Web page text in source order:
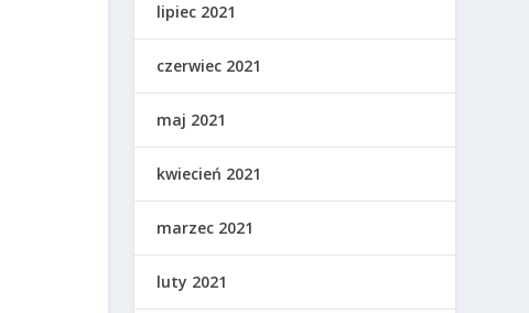
lipiec 2021
czerwiec 2021
maj 2021
kwiecień 2021
marzec 2021
luty 2021